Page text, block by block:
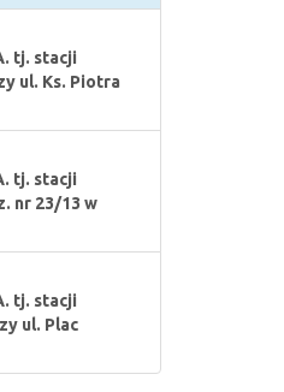
tj. stacji
ul. Ks. Piotra
tj. stacji
nr 23/13 w
tj. stacji
ul. Plac